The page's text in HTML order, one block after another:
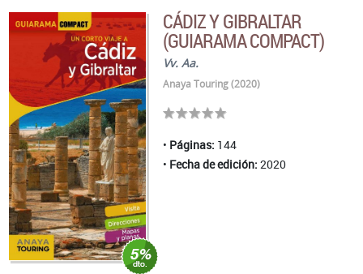
CÁDIZ Y GIBRALTAR
(GUIARAMA COMPACT)
Vv. Aa.
Anaya Touring (2020)
Páginas: 144
Fecha de edición: 2020